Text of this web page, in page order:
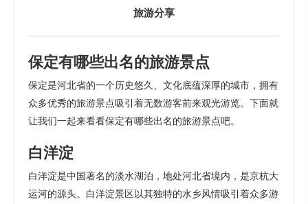
旅游分享
保定有哪些出名的旅游景点
保定是河北省的一个历史悠久、文化底蕴深厚的城市，拥有
众多优秀的旅游景点吸引着无数游客前来观光游览。下面就
让我们一起来看看保定有哪些出名的旅游景点吧。
白洋淀
白洋淀是中国著名的淡水湖泊，地处河北省境内，是京杭大
运河的源头。白洋淀景区以其独特的水乡风情吸引着众多游